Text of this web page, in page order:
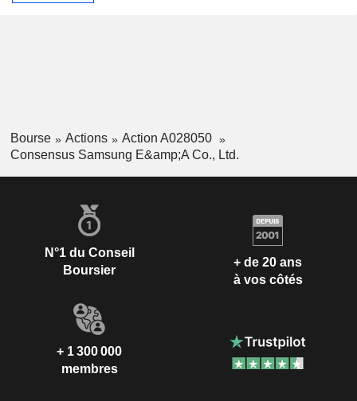
Bourse Actions
Action A028050
Consensus Samsung E&amp;A Co., Ltd.
N°1 du Conseil
Boursier
+ de 20 ans
à vos côtés
+ 1 300 000
membres